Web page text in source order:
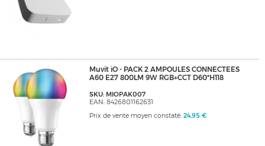
Muvit iO - PACK 2 AMPOULES CONNECTEES
A60 E27 800LM 9W RGB+CCT D60*H118
SKU: MIOPAK007
EAN: 8426801162631
Prix de vente moyen constaté: 24,95 €